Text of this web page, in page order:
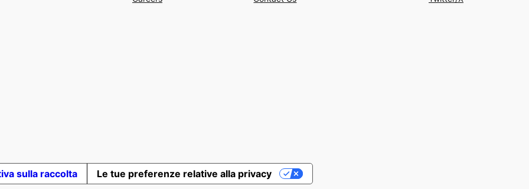
sulla raccolta Le tue preferenze relative alla privacy